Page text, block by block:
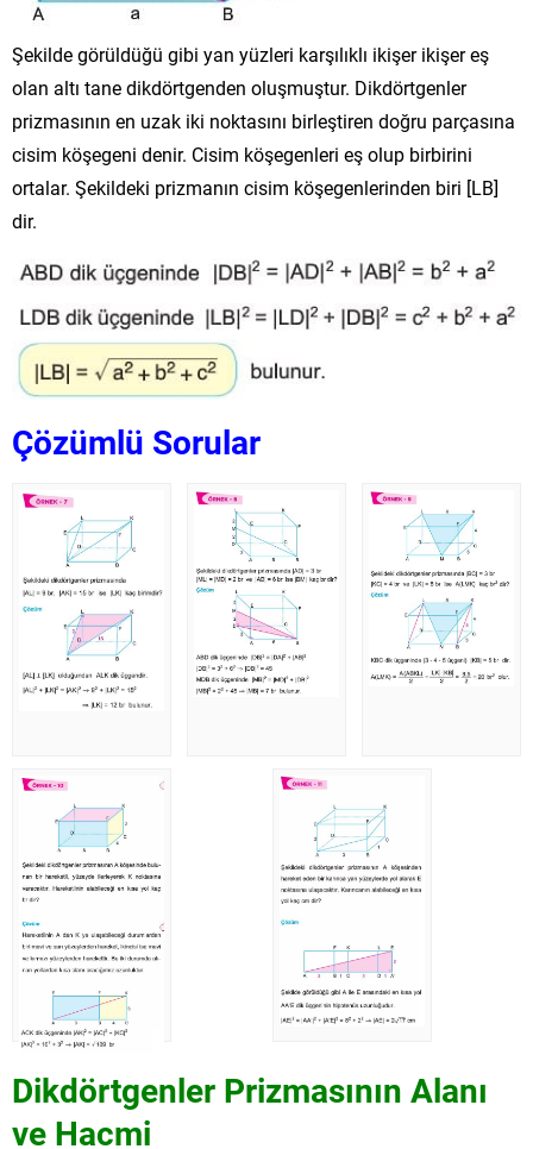
Şekilde görüldüğü gibi yan yüzleri karşılıklı ikişer ikişer eş
olan altı tane dikdörtgenden oluşmuştur. Dikdörtgenler
prizmasının en uzak iki noktasını birleştiren doğru parçasına
cisim köşegeni denir. Cisim köşegenleri eş olup birbirini
ortalar. Şekildeki prizmanın cisim köşegenlerinden biri [LB]
dir.
Çözümlü Sorular
Dikdörtgenler Prizmasının Alanı
ve Hacmi